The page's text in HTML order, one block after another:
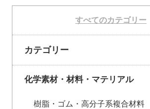
すべてのカテゴリー
カテゴリー
化学素材・材料・マテリアル
樹脂・ゴム・高分子系複合材料